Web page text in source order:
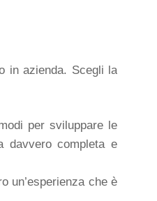
in azienda. Scegli la
per sviluppare le
davvero completa e
un’esperienza che è